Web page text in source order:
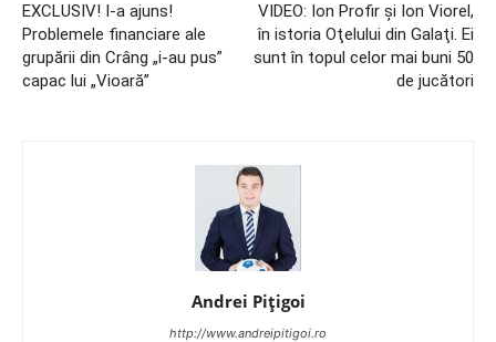
EXCLUSIV! I-a ajuns!
Problemele financiare ale
grupării din Crâng „i-au pus”
capac lui „Vioară”
VIDEO: Ion Profir şi Ion Viorel,
în istoria Oţelului din Galaţi. Ei
sunt în topul celor mai buni 50
de jucători
Andrei Pițigoi
http://www.andreipitigoi.ro